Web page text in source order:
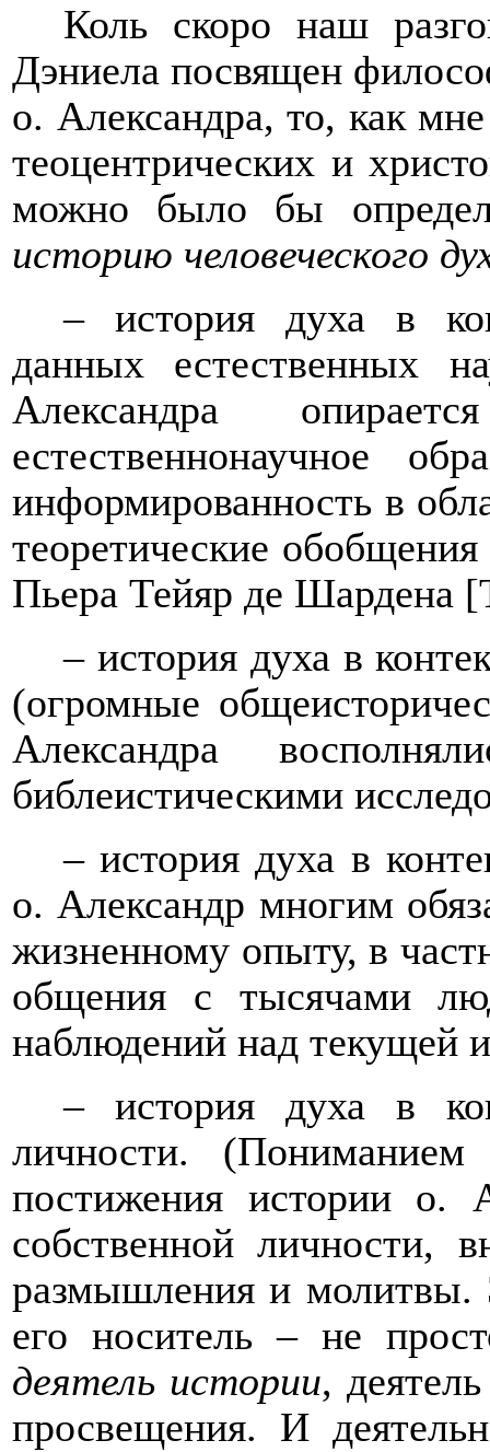
Коль скоро наш
Дэниела посвящен
о. Александра, то, как
теоцентрических и
можно было бы
историю человеческого
– история духа в
данных естественных
Александра
естественнонаучное
информированность в
теоретические
Пьера Тейяр де Шардена [
– история духа в
(огромные
Александра
библеистическими
– история духа в
о. Александр многим
жизненному опыту, в
общения с тысячами
наблюдений над текущей
– история духа в
личности.
постижения истории о.
собственной личности,
размышления и молитвы.
его носитель – не
деятель истории,
просвещения. И